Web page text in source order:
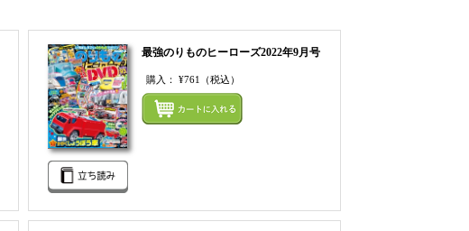
まとめてカートにいれる
最強のりものヒーローズ2022年9月号
購入：¥761 （税込）